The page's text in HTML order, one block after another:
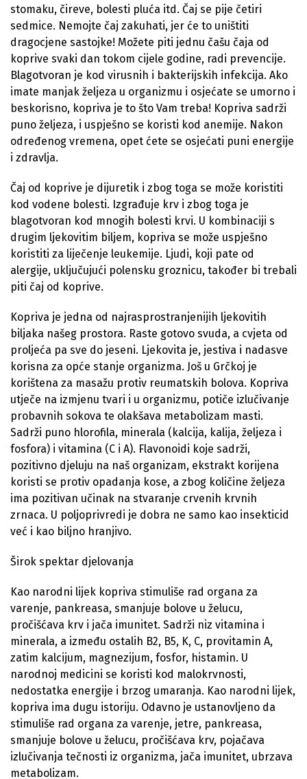
stomaku, čireve, bolesti pluća itd. Čaj se pije četiri
sedmice. Nemojte čaj zakuhati, jer će to uništiti
dragocjene sastojke! Možete piti jednu čašu čaja od
koprive svaki dan tokom cijele godine, radi prevencije.
Blagotvoran je kod virusnih i bakterijskih infekcija. Ako
imate manjak željeza u organizmu i osjećate se umorno i
beskorisno, kopriva je to što Vam treba! Kopriva sadrži
puno željeza, i uspješno se koristi kod anemije. Nakon
određenog vremena, opet ćete se osjećati puni energije
i zdravlja.
Čaj od koprive je dijuretik i zbog toga se može koristiti
kod vodene bolesti. Izgrađuje krv i zbog toga je
blagotvoran kod mnogih bolesti krvi. U kombinaciji s
drugim ljekovitim biljem, kopriva se može uspješno
koristiti za liječenje leukemije. Ljudi, koji pate od
alergije, uključujući polensku groznicu, također bi trebali
piti čaj od koprive.
Kopriva je jedna od najrasprostranjenijih ljekovitih
biljaka našeg prostora. Raste gotovo svuda, a cvjeta od
proljeća pa sve do jeseni. Ljekovita je, jestiva i nadasve
korisna za opće stanje organizma. Još u Grčkoj je
korištena za masažu protiv reumatskih bolova. Kopriva
utječe na izmjenu tvari i u organizmu, potiče izlučivanje
probavnih sokova te olakšava metabolizam masti.
Sadrži puno hlorofila, minerala (kalcija, kalija, željeza i
fosfora) i vitamina (C i A). Flavonoidi koje sadrži,
pozitivno djeluju na naš organizam, ekstrakt korijena
koristi se protiv opadanja kose, a zbog količine željeza
ima pozitivan učinak na stvaranje crvenih krvnih
zrnaca. U poljoprivredi je dobra ne samo kao insekticid
već i kao biljno hranjivo.
Širok spektar djelovanja
Kao narodni lijek kopriva stimuliše rad organa za
varenje, pankreasa, smanjuje bolove u želucu,
pročišćava krv i jača imunitet. Sadrži niz vitamina i
minerala, a između ostalih B2, B5, K, C, provitamin A,
zatim kalcijum, magnezijum, fosfor, histamin. U
narodnoj medicini se koristi kod malokrvnosti,
nedostatka energije i brzog umaranja. Kao narodni lijek,
kopriva ima dugu istoriju. Odavno je ustanovljeno da
stimuliše rad organa za varenje, jetre, pankreasa,
smanjuje bolove u želucu, pročišćava krv, pojačava
izlučivanja tečnosti iz organizma, jača imunitet, ubrzava
metabolizam.